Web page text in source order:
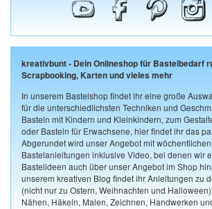
kreativbunt - Dein Onlineshop für Bastelbedarf
Scrapbooking, Karten und vieles mehr
In unserem Bastelshop findet ihr eine große
für die unterschiedlichsten Techniken und
Basteln mit Kindern und Kleinkindern, zum
oder Basteln für Erwachsene, hier findet ihr das
Abgerundet wird unser Angebot mit
Bastelanleitungen inklusive Video, bei denen wir
Bastelideen auch über unser Angebot im Shop
unserem kreativen Blog findet ihr Anleitungen zu
(nicht nur zu Ostern, Weihnachten und
Nähen, Häkeln, Malen, Zeichnen, Handwerken